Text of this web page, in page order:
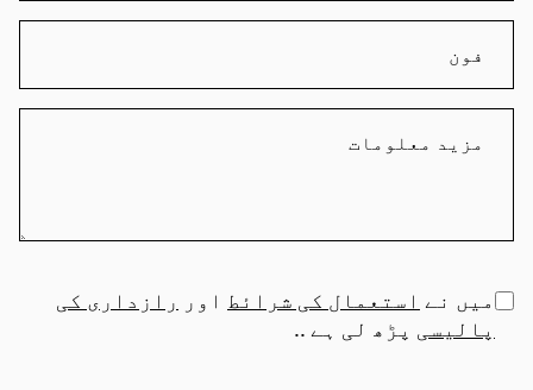
میں نے استعمال کی شرائط اور رازداری کی
پالیسی پڑھ لی ہے ..